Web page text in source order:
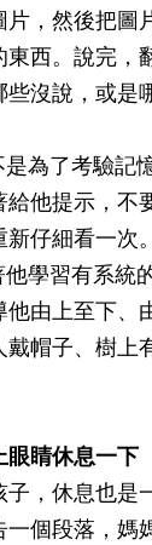
片，然後把圖
東西。說完，
沒說，或是
為了考驗記
給他提示，不
仔細看一次。
學習有系統
由上至下、
戴帽子、樹上
眼睛休息一下
子，休息也是
個段落，媽